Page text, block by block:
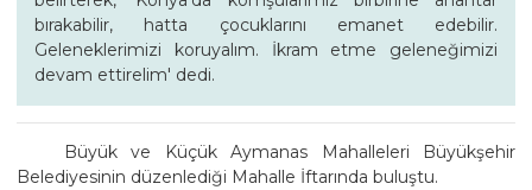
bırakabilir, hatta çocuklarını emanet edebilir.
Geleneklerimizi koruyalım. İkram etme geleneğimizi
devam ettirelim' dedi.
Büyük ve Küçük Aymanas Mahalleleri Büyükşehir
Belediyesinin düzenlediği Mahalle İftarında buluştu.